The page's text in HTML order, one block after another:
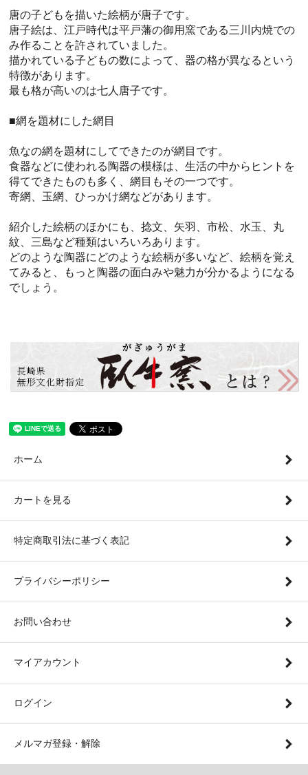
唐の子どもを描いた絵柄が唐子です。
唐子絵は、江戸時代は平戸藩の御用窯である三川内焼での
み作ることを許されていました。
描かれている子どもの数によって、器の格が異なるという
特徴があります。
最も格が高いのは七人唐子です。
■網を題材にした網目
魚なの網を題材にしてできたのが網目です。
食器などに使われる陶器の模様は、生活の中からヒントを
得てできたものも多く、網目もその一つです。
寄網、玉網、ひっかけ網などがあります。
紹介した絵柄のほかにも、捻文、矢羽、市松、水玉、丸
紋、三島など種類はいろいろあります。
どのような陶器にどのような絵柄が多いなど、絵柄を覚え
てみると、もっと陶器の面白みや魅力が分かるようになる
でしょう。
ホーム
カートを見る
特定商取引法に基づく表記
プライバシーポリシー
お問い合わせ
マイアカウント
ログイン
メルマガ登録・解除